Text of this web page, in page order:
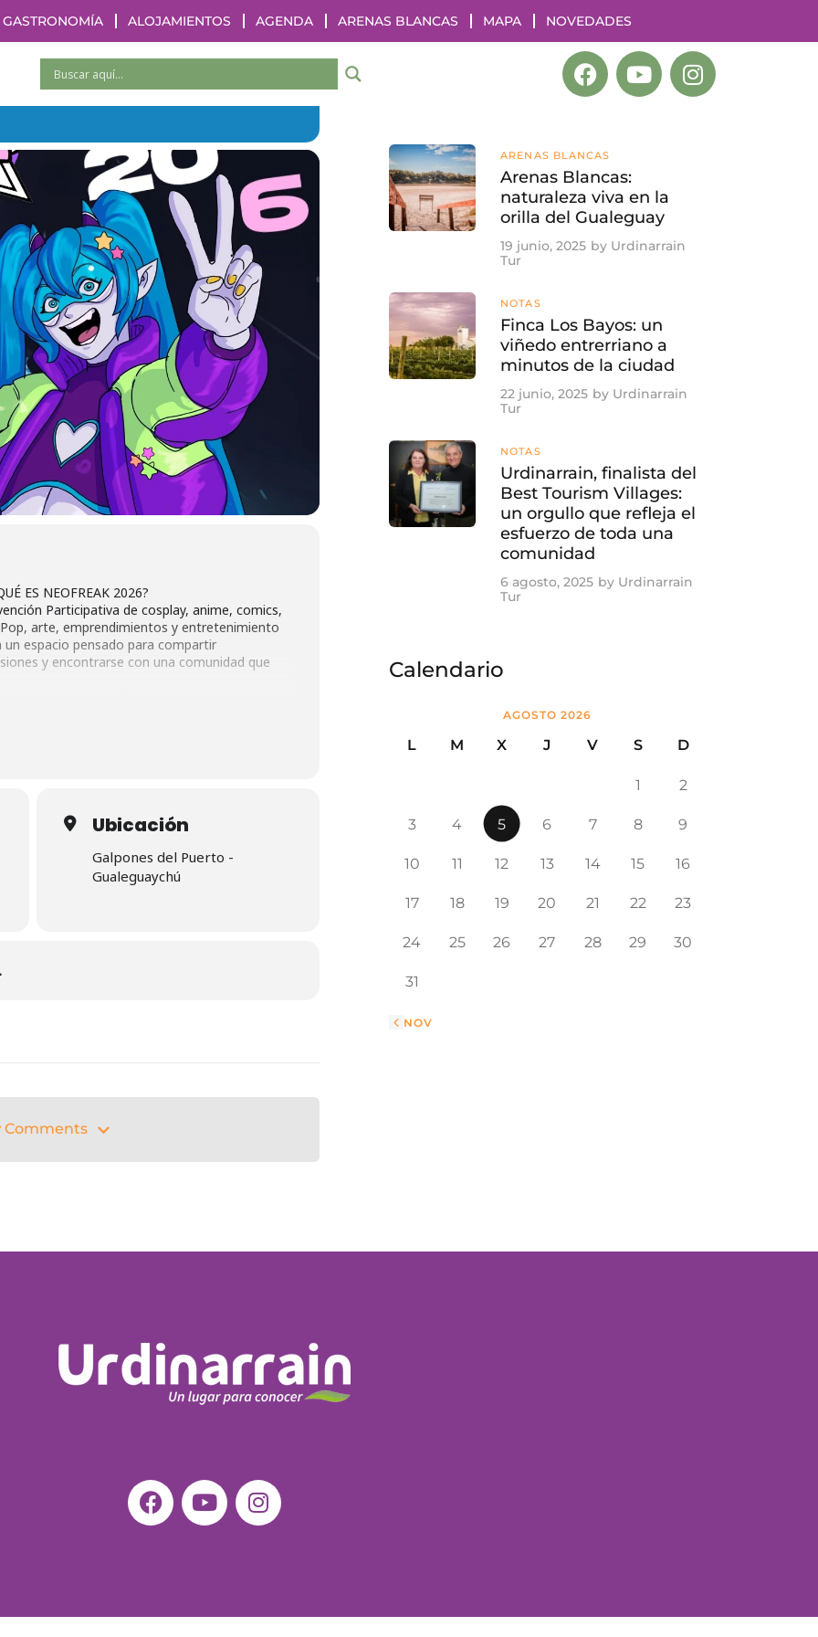
GASTRONOMÍA ALOJAMIENTOS AGENDA ARENAS BLANCAS MAPA NOVEDADES
ES NEOFREAK 2026?
Participativa de cosplay, anime, comics,
arte, emprendimientos y entretenimiento
espacio pensado para compartir
y encontrarse con una comunidad que
Patio de Artesanos, Carritos, Parque de
múltiples.
Ubicación
Galpones del Puerto -
Gualeguaychú
Comments
ARENAS BLANCAS
Arenas Blancas:
naturaleza viva en la
orilla del Gualeguay
19 junio, 2025 by Urdinarrain
Tur
NOTAS
Finca Los Bayos: un
viñedo entrerriano a
minutos de la ciudad
22 junio, 2025 by Urdinarrain
Tur
NOTAS
Urdinarrain, finalista del
Best Tourism Villages:
un orgullo que refleja el
esfuerzo de toda una
comunidad
6 agosto, 2025 by Urdinarrain
Tur
Calendario
AGOSTO 2026
L M X J V S D
1 2
3 4 5 6 7 8 9
10 11 12 13 14 15 16
17 18 19 20 21 22 23
24 25 26 27 28 29 30
31
« NOV